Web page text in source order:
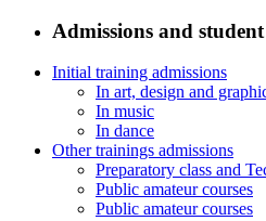
Admissions and
Initial training admissions
In art, design and
In music
In dance
Other trainings admissions
Preparatory class and
Public amateur courses
Public amateur courses